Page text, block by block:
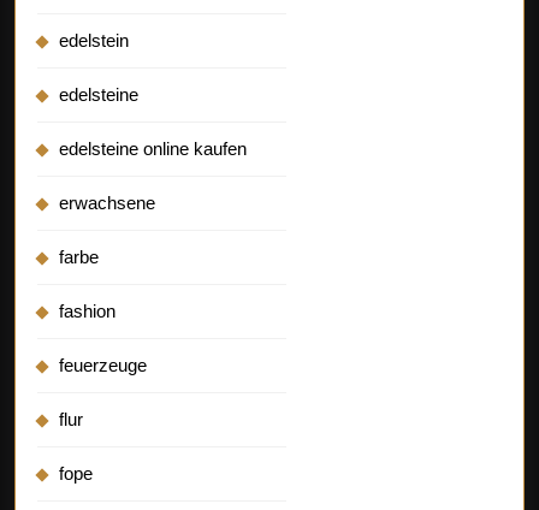
edelstein
edelsteine
edelsteine online kaufen
erwachsene
farbe
fashion
feuerzeuge
flur
fope